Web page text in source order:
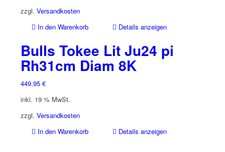
zzgl. Versandkosten
In den Warenkorb
Details anzeigen
Bulls Tokee Lit Ju24 pi
Rh31cm Diam 8K
449,95 €
inkl. 19 % MwSt.
zzgl. Versandkosten
In den Warenkorb
Details anzeigen